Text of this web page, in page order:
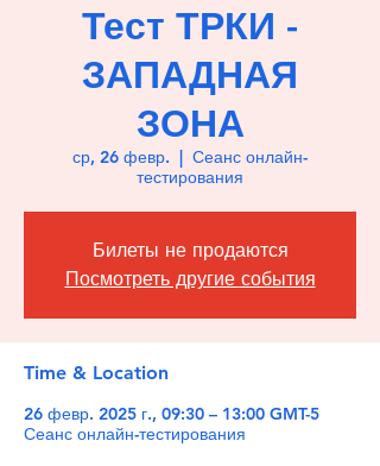
Тест ТРКИ -
ЗАПАДНАЯ
ЗОНА
ср, 26 февр.
Сеанс онлайн-
тестирования
Билеты не продаются
Посмотреть другие события
Time & Location
26 февр. 2025 г., 09:30 – 13:00 GMT-5
Сеанс онлайн-тестирования